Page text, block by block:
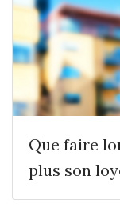
Que faire
plus son